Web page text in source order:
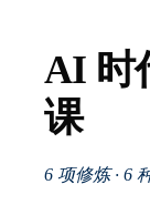
AI 时
课
6 项修炼 · 6